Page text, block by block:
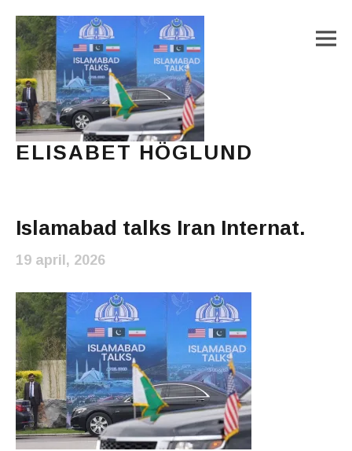
ELISABET HÖGLUND
Islamabad talks Iran Internat.
19 april, 2026